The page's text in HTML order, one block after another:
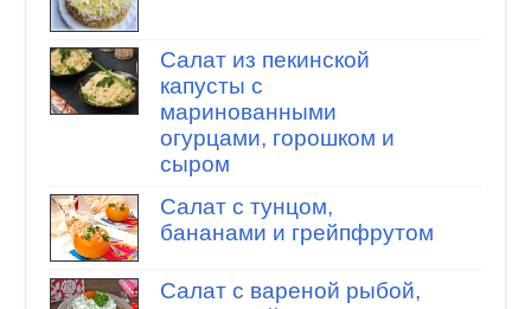
Салат из пекинской
капусты с
маринованными
огурцами, горошком и
сыром
Салат с тунцом,
бананами и грейпфрутом
Салат с вареной рыбой,